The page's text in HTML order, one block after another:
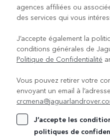
agences affiliées ou
des services qui vous
J’accepte également la
conditions générales de
Politique de Confidentialité
Vous pouvez retirer votre
envoyant un email à
J’accepte les
politiques de